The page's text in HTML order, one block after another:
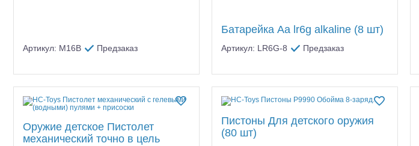
Шоссейки/дрифт/ралли Багги/трагги
Артикул: M16B Предзаказ
Батарейка Aa lr6g alkaline (8 шт)
Артикул: LR6G-8 Предзаказ
Оружие детское Пистолет
механический точно в цель
Пистоны Для детского оружия
(80 шт)